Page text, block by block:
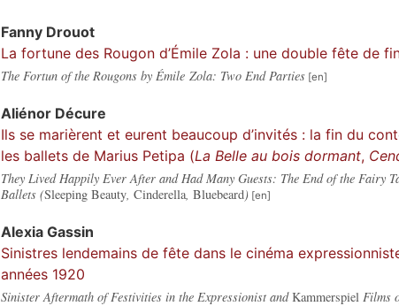
Fanny Drouot
La fortune des Rougon d’Émile Zola : une double fête de
The Fortun of the Rougons by Émile Zola: Two End Parties
Aliénor Décure
Ils se marièrent et eurent beaucoup d’invités : la fin du
les ballets de Marius Petipa (La Belle au bois dormant,
They Lived Happily Ever After and Had Many Guests: The End of the Fairy
Ballets (Sleeping Beauty Cinderella Bluebeard)
Alexia Gassin
Sinistres lendemains de fête dans le cinéma
années 1920
Sinister Aftermath of Festivities in the Expressionist andKammerspiel Films